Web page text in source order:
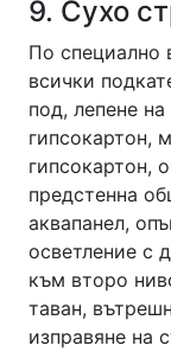
9. Сухо
По специално
всички
под, лепене
гипсокартон,
гипсокартон,
предстенна
аквапанел,
осветление с
към второ
таван,
изправяне на